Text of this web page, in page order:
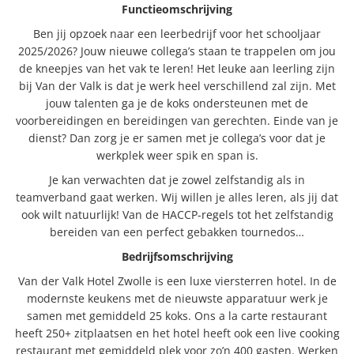
Functieomschrijving
Ben jij opzoek naar een leerbedrijf voor het schooljaar
2025/2026? Jouw nieuwe collega’s staan te trappelen om jou
de kneepjes van het vak te leren! Het leuke aan leerling zijn
bij Van der Valk is dat je werk heel verschillend zal zijn. Met
jouw talenten ga je de koks ondersteunen met de
voorbereidingen en bereidingen van gerechten. Einde van je
dienst? Dan zorg je er samen met je collega’s voor dat je
werkplek weer spik en span is.
Je kan verwachten dat je zowel zelfstandig als in
teamverband gaat werken. Wij willen je alles leren, als jij dat
ook wilt natuurlijk! Van de HACCP-regels tot het zelfstandig
bereiden van een perfect gebakken tournedos…
Bedrijfsomschrijving
Van der Valk Hotel Zwolle is een luxe viersterren hotel. In de
modernste keukens met de nieuwste apparatuur werk je
samen met gemiddeld 25 koks. Ons a la carte restaurant
heeft 250+ zitplaatsen en het hotel heeft ook een live cooking
restaurant met gemiddeld plek voor zo’n 400 gasten. Werken